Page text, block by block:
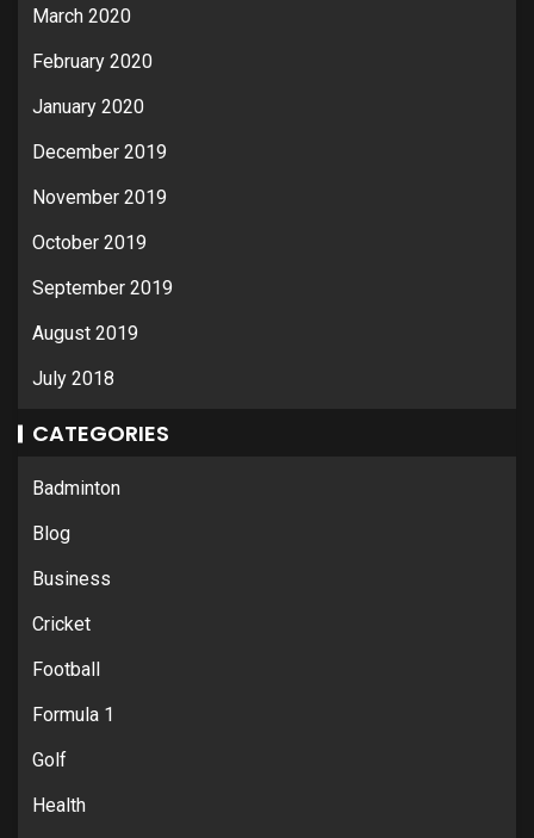
March 2020
February 2020
January 2020
December 2019
November 2019
October 2019
September 2019
August 2019
July 2018
CATEGORIES
Badminton
Blog
Business
Cricket
Football
Formula 1
Golf
Health